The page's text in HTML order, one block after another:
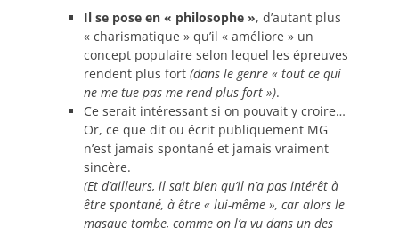
Il se pose en « philosophe », d’autant plus
« charismatique » qu’il « améliore » un
concept populaire selon lequel les épreuves
rendent plus fort (dans le genre « tout ce qui
ne me tue pas me rend plus fort »).
Ce serait intéressant si on pouvait y croire…
Or, ce que dit ou écrit publiquement MG
n’est jamais spontané et jamais vraiment
sincère.
(Et d’ailleurs, il sait bien qu’il n’a pas intérêt à
être spontané, à être « lui-même », car alors le
masque tombe, comme on l’a vu dans un des